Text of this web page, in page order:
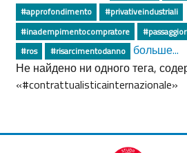
#approfondimento
#privativeindustriali
#inadempimentocompratore
#ros
#risarcimentodanno
больше...
Не найдено ни одного тега,
«#contrattualisticainternazionale»